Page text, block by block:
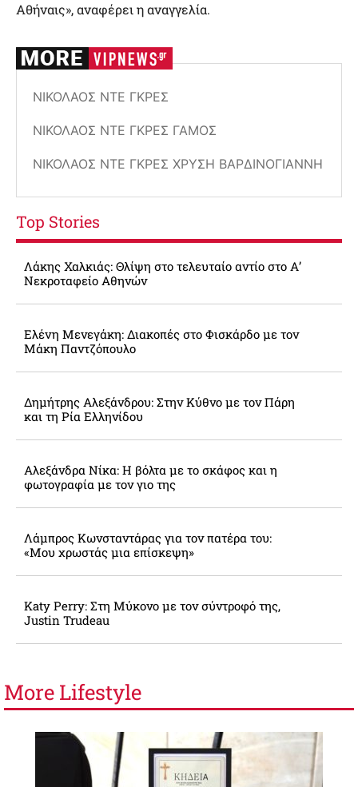
Αθήναις», αναφέρει η αναγγελία.
ΝΙΚΌΛΑΟΣ ΝΤΕ ΓΚΡΕΣ
ΝΙΚΌΛΑΟΣ ΝΤΕ ΓΚΡΕΣ ΓΆΜΟΣ
ΝΙΚΌΛΑΟΣ ΝΤΕ ΓΚΡΕΣ ΧΡΥΣΉ ΒΑΡΔΙΝΟΓΙΆΝΝΗ
Top Stories
Λάκης Χαλκιάς: Θλίψη στο τελευταίο αντίο στο Α’
Νεκροταφείο Αθηνών
Ελένη Μενεγάκη: Διακοπές στο Φισκάρδο με τον
Μάκη Παντζόπουλο
Δημήτρης Αλεξάνδρου: Στην Κύθνο με τον Πάρη
και τη Ρία Ελληνίδου
Αλεξάνδρα Νίκα: Η βόλτα με το σκάφος και η
φωτογραφία με τον γιο της
Λάμπρος Κωνσταντάρας για τον πατέρα του:
«Μου χρωστάς μια επίσκεψη»
Katy Perry: Στη Μύκονο με τον σύντροφό της,
Justin Trudeau
More Lifestyle